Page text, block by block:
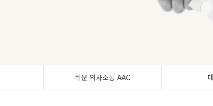
쉬운 의사소통 AAC